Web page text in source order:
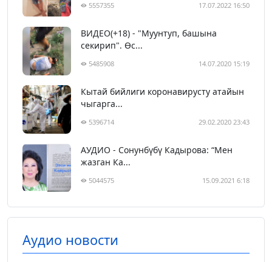
5557355 17.07.2022 16:50
ВИДЕО(+18) - "Муунтуп, башына
секирип". Өс...
5485908 14.07.2020 15:19
Кытай бийлиги коронавирусту атайын
чыгарга...
5396714 29.02.2020 23:43
АУДИО - Сонунбүбү Кадырова: “Мен
жазган Ка...
5044575 15.09.2021 6:18
Аудио новости